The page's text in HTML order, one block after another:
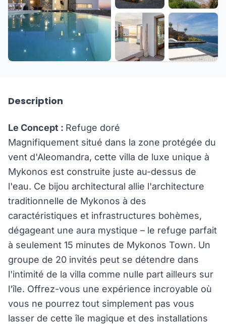
Description
Le Concept : Refuge doré
Magnifiquement situé dans la zone protégée du
vent d'Aleomandra, cette villa de luxe unique à
Mykonos est construite juste au-dessus de
l'eau. Ce bijou architectural allie l'architecture
traditionnelle de Mykonos à des
caractéristiques et infrastructures bohèmes,
dégageant une aura mystique – le refuge parfait
à seulement 15 minutes de Mykonos Town. Un
groupe de 20 invités peut se détendre dans
l'intimité de la villa comme nulle part ailleurs sur
l'île. Offrez-vous une expérience incroyable où
vous ne pourrez tout simplement pas vous
lasser de cette île magique et des installations